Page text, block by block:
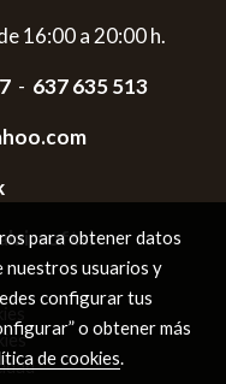
16:00 a 20:00 h.
- 637 635 513
para obtener datos
nuestros usuarios y
configurar tus
o obtener más
de cookies.